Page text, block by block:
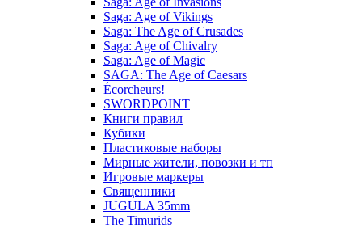
Saga: Age of Vikings
Saga: The Age of Crusades
Saga: Age of Chivalry
Saga: Age of Magic
SAGA: The Age of Caesars
Écorcheurs!
SWORDPOINT
Книги правил
Кубики
Пластиковые наборы
Мирные жители, повозки и тп
Игровые маркеры
Священники
JUGULA 35mm
The Timurids